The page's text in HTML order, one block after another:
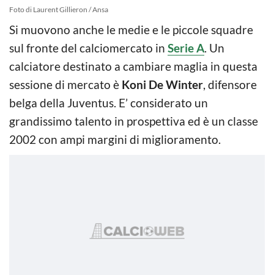
Foto di Laurent Gillieron / Ansa
Si muovono anche le medie e le piccole squadre
sul fronte del calciomercato in Serie A. Un
calciatore destinato a cambiare maglia in questa
sessione di mercato è Koni De Winter, difensore
belga della Juventus. E’ considerato un
grandissimo talento in prospettiva ed è un classe
2002 con ampi margini di miglioramento.